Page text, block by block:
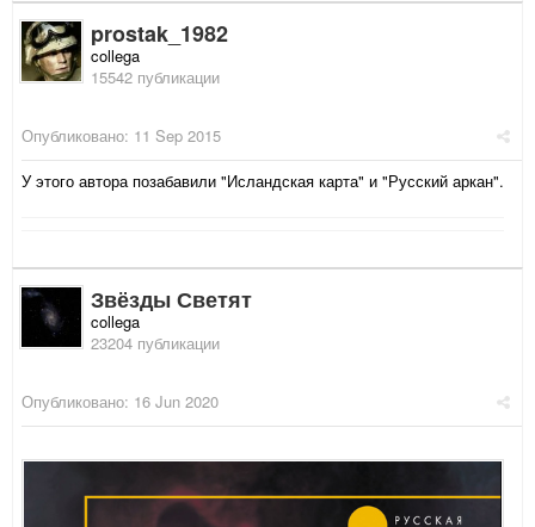
prostak_1982
collega
15542 публикации
Опубликовано: 11 Sep 2015
У этого автора позабавили "Исландская карта" и "Русский аркан".
Звёзды Светят
collega
23204 публикации
Опубликовано: 16 Jun 2020